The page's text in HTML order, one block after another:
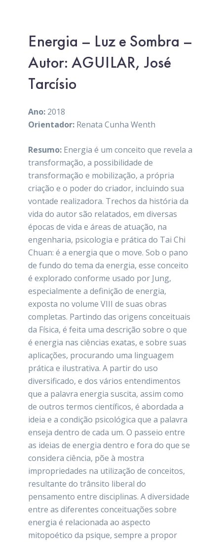
Energia – Luz e Sombra –
Autor: AGUILAR, José
Tarcísio
Ano: 2018
Orientador: Renata Cunha Wenth
Resumo: Energia é um conceito que revela a
transformação, a possibilidade de
transformação e mobilização, a própria
criação e o poder do criador, incluindo sua
vontade realizadora. Trechos da história da
vida do autor são relatados, em diversas
épocas de vida e áreas de atuação, na
engenharia, psicologia e prática do Tai Chi
Chuan: é a energia que o move. Sob o pano
de fundo do tema da energia, esse conceito
é explorado conforme usado por Jung,
especialmente a definição de energia,
exposta no volume VIII de suas obras
completas. Partindo das origens conceituais
da Física, é feita uma descrição sobre o que
é energia nas ciências exatas, e sobre suas
aplicações, procurando uma linguagem
prática e ilustrativa. A partir do uso
diversificado, e dos vários entendimentos
que a palavra energia suscita, assim como
de outros termos científicos, é abordada a
ideia e a condição psicológica que a palavra
enseja dentro de cada um. O passeio entre
as ideias de energia dentro e fora do que se
considera ciência, põe à mostra
impropriedades na utilização de conceitos,
resultante do trânsito liberal do
pensamento entre disciplinas. A diversidade
entre as diferentes conceituações sobre
energia é relacionada ao aspecto
mitopoético da psique, sempre a propor